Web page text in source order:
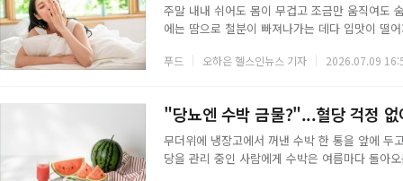
주말 내내 쉬어도 몸이 무겁고 조금만 움직여도
에는 땀으로 철분이 빠져나가는 데다 입맛이 떨
매일 먹는 밥상에서 철분을 채우는 것이 가장
푸드 오하은 헬스인뉴스 기자 2026.07.09
"당뇨엔 수박 금물?"...혈당 걱정
무더위에 냉장고에서 꺼낸 수박 한 통을 앞에 두
당을 관리 중인 사람에게 수박은 여름마다 돌아